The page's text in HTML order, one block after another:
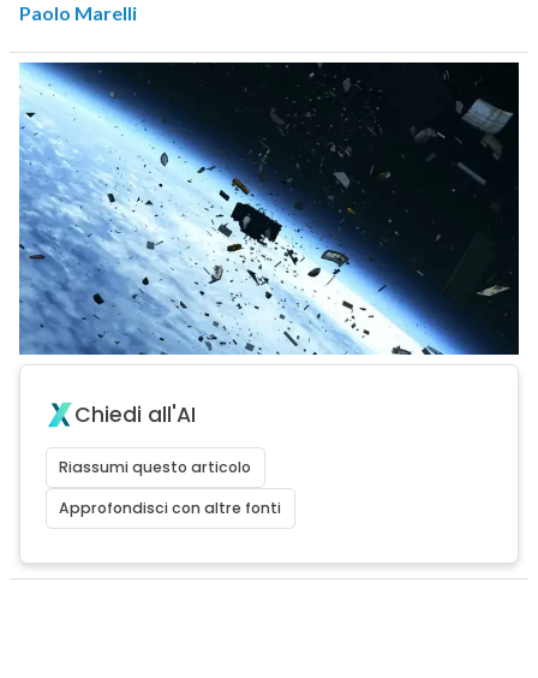
Paolo Marelli
Chiedi all'AI
Riassumi questo articolo
Approfondisci con altre fonti